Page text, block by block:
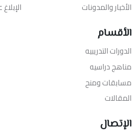
الأخبار والمدونات
الأقسام
الدورات التدريبيه
مناهج دراسيه
مسابقات ومنح
المقالات
الإتصال